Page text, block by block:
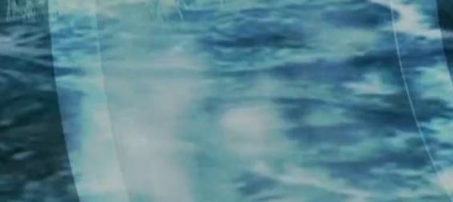
一路 央博 非遗 旅游 健康 乐龄 阅读 艺术
云起 超级工厂 智敬中国 全民健康 颜选攻略 海洋 时尚 天气
热播榜